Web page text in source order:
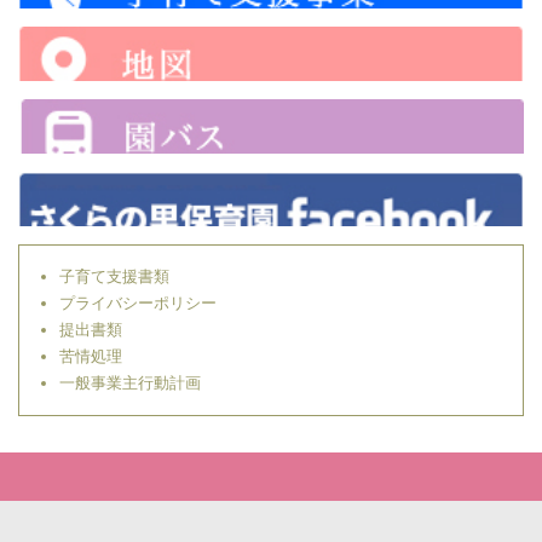
子育て支援書類
プライバシーポリシー
提出書類
苦情処理
一般事業主行動計画